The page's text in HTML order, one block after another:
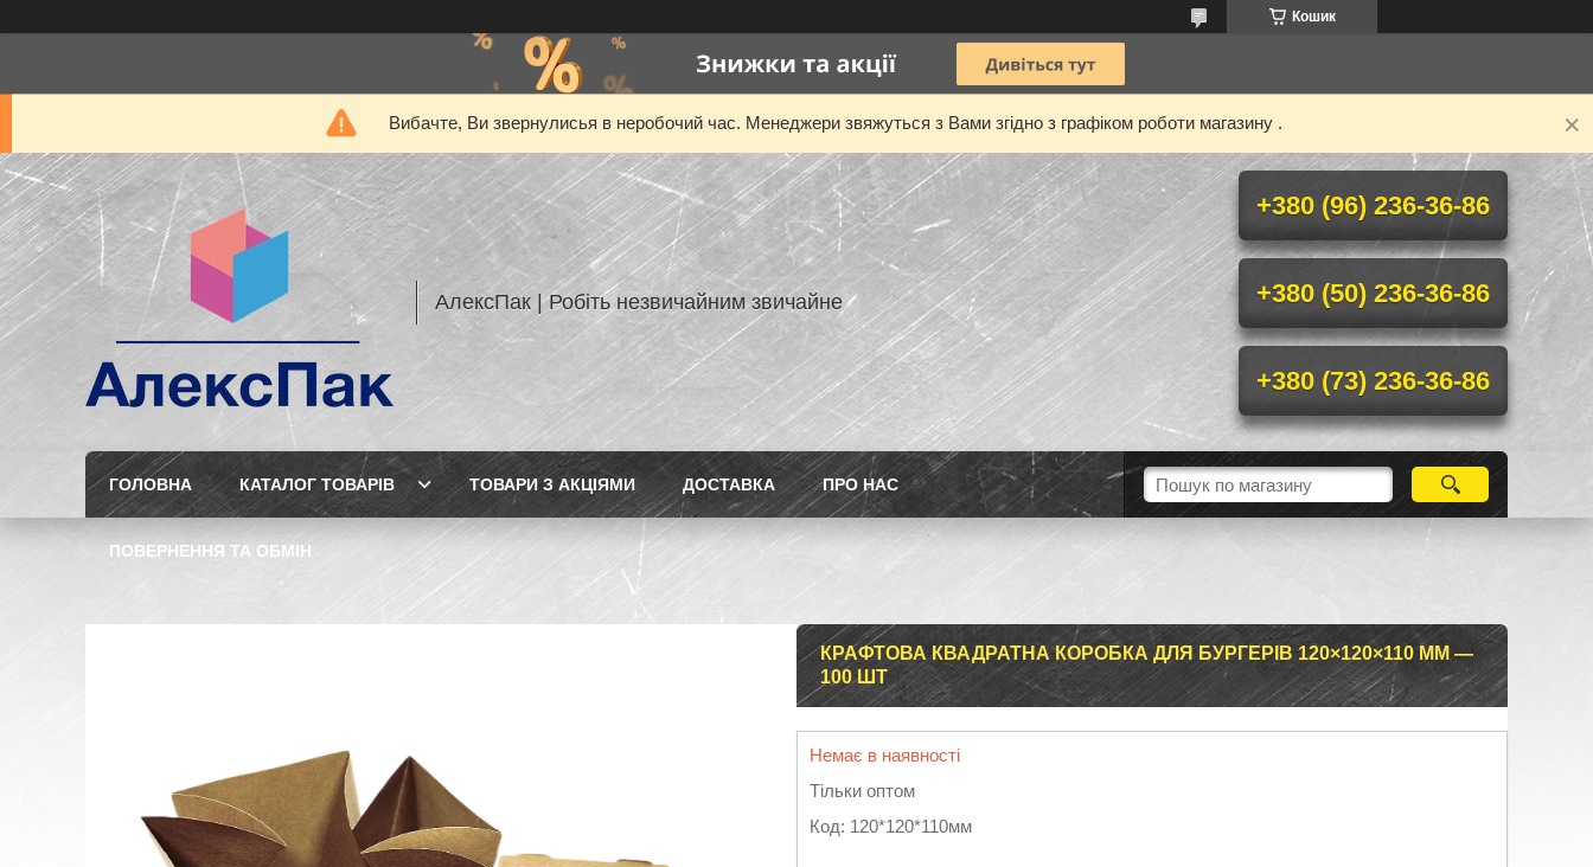
Кошик
Вибачте, Ви звернулисья в неробочий час. Менеджери звяжуться з Вами згідно з графіком роботи магазину .
АлексПак | Робіть незвичайним звичайне
+380 (96) 236-36-86
+380 (50) 236-36-86
+380 (73) 236-36-86
ГОЛОВНА КАТАЛОГ ТОВАРІВ ТОВАРИ З АКЦІЯМИ ДОСТАВКА ПРО НАС
ПОВЕРНЕННЯ ТА ОБМІН
КРАФТОВА КВАДРАТНА КОРОБКА ДЛЯ БУРГЕРІВ 120×120×110 ММ —
100 ШТ
Немає в наявності
Тільки оптом
Код: 120*120*110мм